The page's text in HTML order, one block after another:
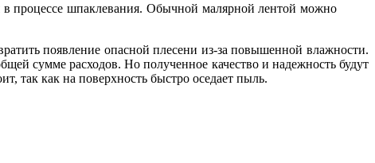
в процессе шпаклевания. Обычной малярной лентой можно
появление опасной плесени из-за повышенной влажности.
сумме расходов. Но полученное качество и надежность будут
так как на поверхность быстро оседает пыль.